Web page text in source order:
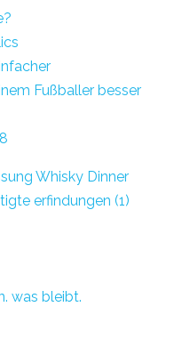
Fußballer besser
Whisky Dinner
erfindungen (1)
was bleibt.